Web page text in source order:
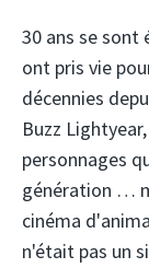
30 ans se sont
ont pris vie
décennies
Buzz
personnages
génération …
cinéma
n'était pas un